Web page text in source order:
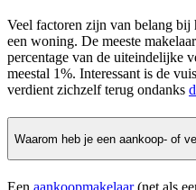
Veel factoren zijn van belang bij
een woning. De meeste
percentage van de uiteindelijke
meestal 1%. Interessant is de
verdient zichzelf terug ondanks
Waarom heb je een aankoop- of